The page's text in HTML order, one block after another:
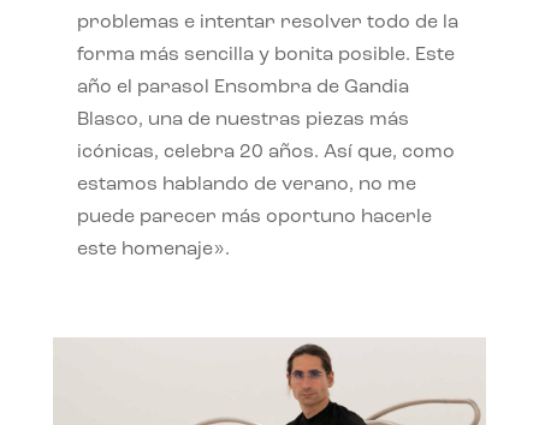
problemas e intentar resolver todo de la
forma más sencilla y bonita posible. Este
año el parasol Ensombra de Gandia
Blasco, una de nuestras piezas más
icónicas, celebra 20 años. Así que, como
estamos hablando de verano, no me
puede parecer más oportuno hacerle
este homenaje».